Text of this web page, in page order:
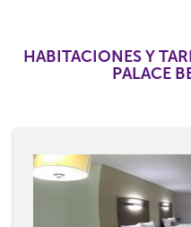
HABITACIONES Y
PALACE